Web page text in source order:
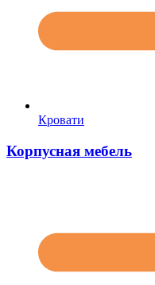
Кровати
Корпусная мебель